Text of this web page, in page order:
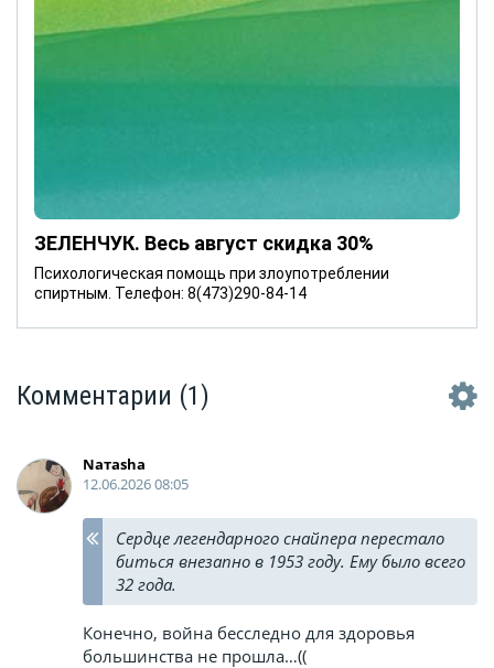
ЗЕЛЕНЧУК. Весь август скидка 30%
Психологическая помощь при злоупотреблении
спиртным. Телефон: 8(473)290-84-14
Комментарии (1)
Nатаsha
12.06.2026 08:05
Сердце легендарного снайпера перестало
биться внезапно в 1953 году. Ему было всего
32 года.
Конечно, война бесследно для здоровья
большинства не прошла…((